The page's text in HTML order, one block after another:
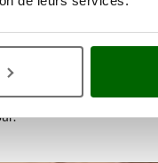
une
web.